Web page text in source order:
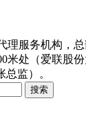
理服务机构，
米处（爱联股
总监）。